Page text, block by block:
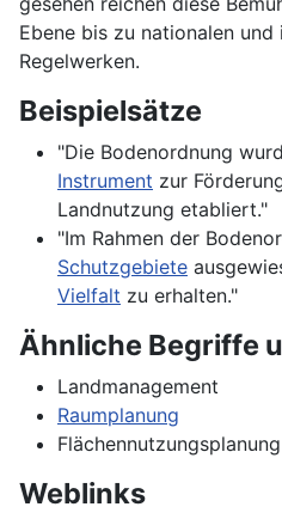
Ebene bis zu nationalen
Regelwerken.
Beispielsätze
"Die Bodenordnung
Instrument zur
Landnutzung etabliert."
"Im Rahmen der
Schutzgebiete
Vielfalt zu erhalten."
Ähnliche Begriffe
Landmanagement
Raumplanung
Flächennutzungsplanung
Weblinks